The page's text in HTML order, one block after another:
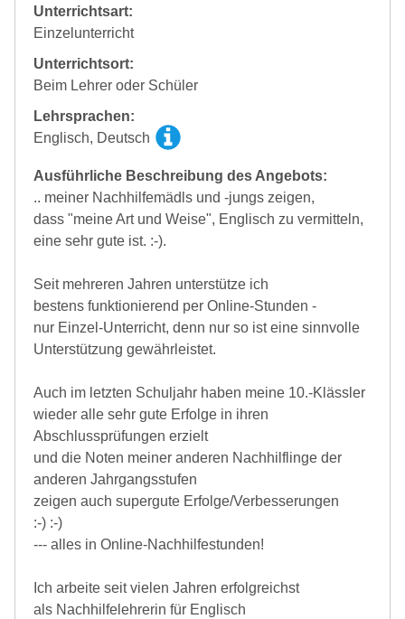
Unterrichtsart:
Einzelunterricht
Unterrichtsort:
Beim Lehrer oder Schüler
Lehrsprachen:
Englisch, Deutsch
Ausführliche Beschreibung des Angebots:
.. meiner Nachhilfemädls und -jungs zeigen,
dass "meine Art und Weise", Englisch zu vermitteln,
eine sehr gute ist. :-).
Seit mehreren Jahren unterstütze ich
bestens funktionierend per Online-Stunden -
nur Einzel-Unterricht, denn nur so ist eine sinnvolle
Unterstützung gewährleistet.
Auch im letzten Schuljahr haben meine 10.-Klässler
wieder alle sehr gute Erfolge in ihren
Abschlussprüfungen erzielt
und die Noten meiner anderen Nachhilflinge der
anderen Jahrgangsstufen
zeigen auch supergute Erfolge/Verbesserungen
:-) :-)
--- alles in Online-Nachhilfestunden!
Ich arbeite seit vielen Jahren erfolgreichst
als Nachhilfelehrerin für Englisch